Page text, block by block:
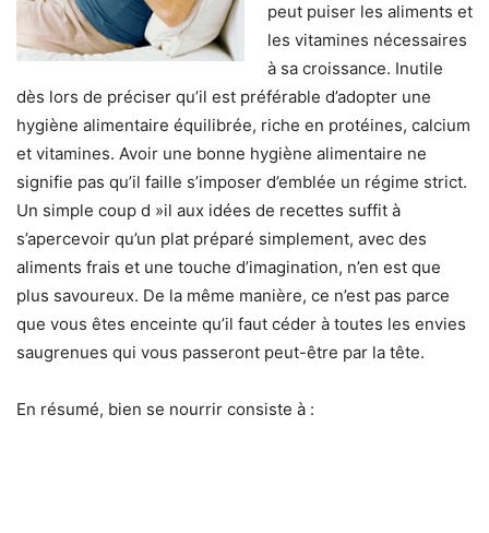
peut puiser les aliments et
les vitamines nécessaires
à sa croissance. Inutile
dès lors de préciser qu’il est préférable d’adopter une
hygiène alimentaire équilibrée, riche en protéines, calcium
et vitamines. Avoir une bonne hygiène alimentaire ne
signifie pas qu’il faille s’imposer d’emblée un régime strict.
Un simple coup d »il aux idées de recettes suffit à
s’apercevoir qu’un plat préparé simplement, avec des
aliments frais et une touche d’imagination, n’en est que
plus savoureux. De la même manière, ce n’est pas parce
que vous êtes enceinte qu’il faut céder à toutes les envies
saugrenues qui vous passeront peut-être par la tête.
En résumé, bien se nourrir consiste à :